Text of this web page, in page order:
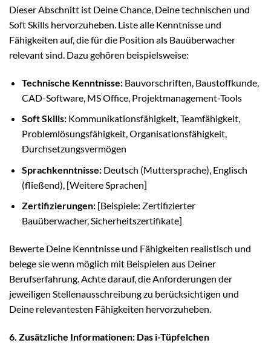
Dieser Abschnitt ist Deine Chance, Deine technischen und
Soft Skills hervorzuheben. Liste alle Kenntnisse und
Fähigkeiten auf, die für die Position als Bauüberwacher
relevant sind. Dazu gehören beispielsweise:
Technische Kenntnisse:Bauvorschriften, Baustoffkunde,
CAD-Software, MS Office, Projektmanagement-Tools
Soft Skills:Kommunikationsfähigkeit, Teamfähigkeit,
Problemlösungsfähigkeit, Organisationsfähigkeit,
Durchsetzungsvermögen
Sprachkenntnisse:Deutsch (Muttersprache), Englisch
(fließend), [Weitere Sprachen]
Zertifizierungen:[Beispiele: Zertifizierter
Bauüberwacher, Sicherheitszertifikate]
Bewerte Deine Kenntnisse und Fähigkeiten realistisch und
belege sie wenn möglich mit Beispielen aus Deiner
Berufserfahrung. Achte darauf, die Anforderungen der
jeweiligen Stellenausschreibung zu berücksichtigen und
Deine relevantesten Fähigkeiten hervorzuheben.
6. Zusätzliche Informationen: Das i-Tüpfelchen